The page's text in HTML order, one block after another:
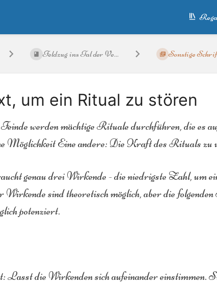
Feldzug ins Tal der Ve... Sonstige
um ein Ritual zu stören
werden mächtige Rituale durchführen, die es
Möglichkeit Eine andere: Die Kraft des Rituals zu
genau drei Wirkende - die niedrigste Zahl, um
sind theoretisch möglich, aber die
potenziert.
Lasst die Wirkenden sich aufeinander einstimmen.